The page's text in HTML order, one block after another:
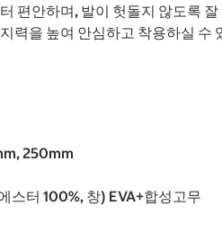
편안하며, 발이 헛돌지 않도록
력을 높여 안심하고 착용하실 수
250mm
스터 100%, 창) EVA+합성고무